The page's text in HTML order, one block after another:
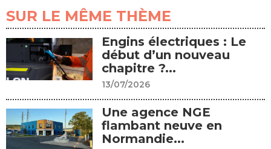
SUR LE MÊME THÈME
Engins électriques : Le
début d’un nouveau
chapitre ?...
13/07/2026
Une agence NGE
flambant neuve en
Normandie...